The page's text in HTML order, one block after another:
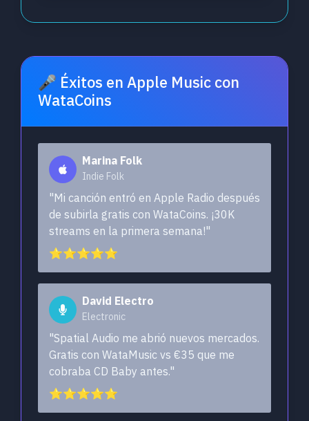
🎤 Éxitos en Apple Music con
WataCoins
Marina Folk
Indie Folk
"Mi canción entró en Apple Radio después
de subirla gratis con WataCoins. ¡30K
streams en la primera semana!"
⭐⭐⭐⭐⭐
David Electro
Electronic
"Spatial Audio me abrió nuevos mercados.
Gratis con WataMusic vs €35 que me
cobraba CD Baby antes."
⭐⭐⭐⭐⭐